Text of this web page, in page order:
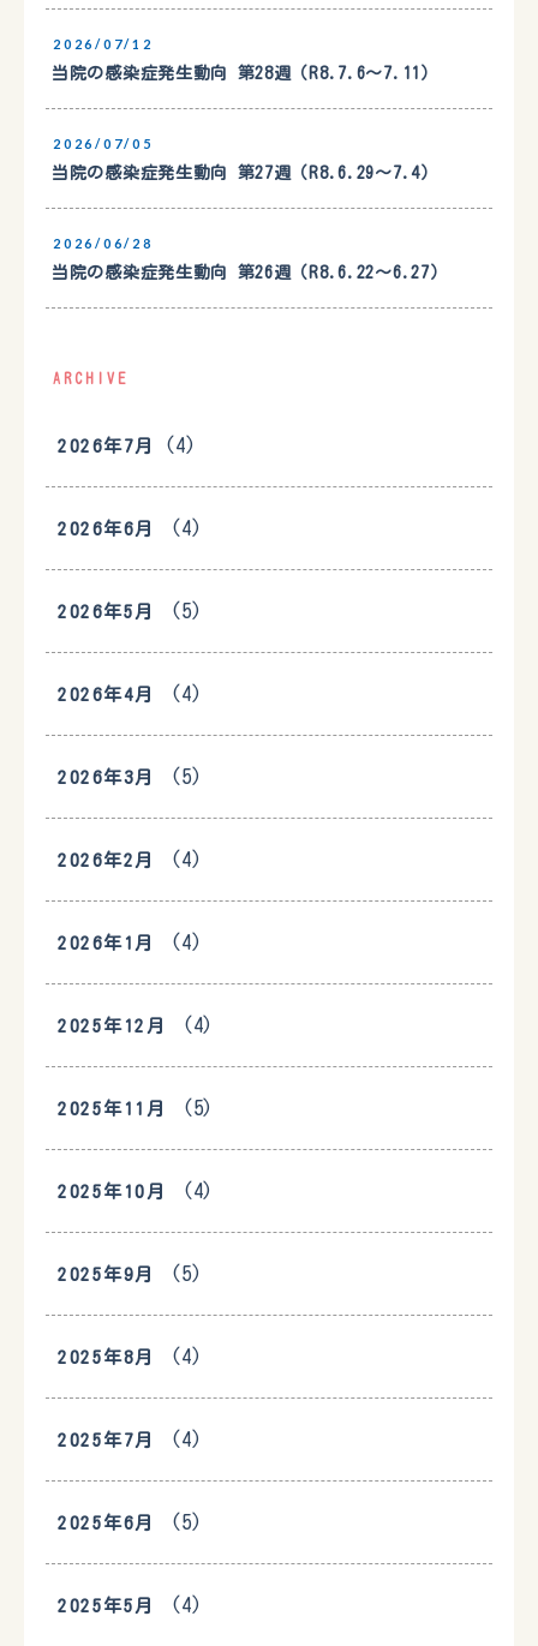
2026/07/12
当院の感染症発生動向 第28週（R8.7.6〜7.11）
2026/07/05
当院の感染症発生動向 第27週（R8.6.29〜7.4）
2026/06/28
当院の感染症発生動向 第26週（R8.6.22〜6.27）
ARCHIVE
2026年7月 (4)
2026年6月 (4)
2026年5月 (5)
2026年4月 (4)
2026年3月 (5)
2026年2月 (4)
2026年1月 (4)
2025年12月 (4)
2025年11月 (5)
2025年10月 (4)
2025年9月 (5)
2025年8月 (4)
2025年7月 (4)
2025年6月 (5)
2025年5月 (4)